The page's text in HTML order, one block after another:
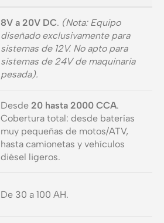
8V a 20V DC. (Nota: Equipo
diseñado exclusivamente para
sistemas de 12V. No apto para
sistemas de 24V de maquinaria
pesada).
Desde 20 hasta 2000 CCA.
Cobertura total: desde baterías
muy pequeñas de motos/ATV,
hasta camionetas y vehículos
diésel ligeros.
De 30 a 100 AH.